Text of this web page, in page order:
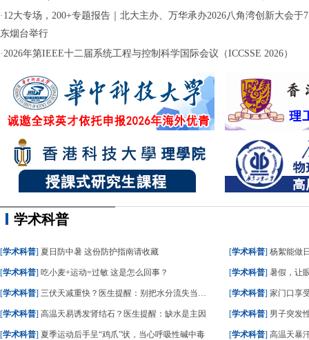
· 12大专场，200+专题报告｜北大主办、万华承办2026八角湾创新大会于
东烟台举行
·2026年第IEEE十二届系统工程与控制科学国际会议（ICCSSE 2026）
学术科普
[学术科普] 夏日防中暑 这份防护指南请收藏
[学术科普] 吃小麦+运动=过敏 这是怎么回事？
[学术科普] 三伏天减重快？医生提醒：别把水分流失当成减脂
[学术科普] 高温天易诱发肾结石？医生提醒：缺水是主因
[学术科普] 夏季运动后手呈“鸡爪”状，当心呼吸性碱中毒
[学术科普] 杨絮能做
[学术科普] 暑假，让
[学术科普] 家门口享受
[学术科普] 男子突发
[学术科普] 高温天暴